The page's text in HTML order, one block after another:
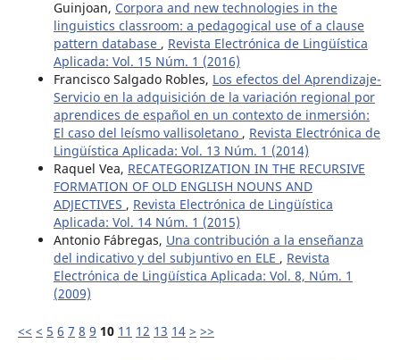
Guinjoan, Corpora and new technologies in the
linguistics classroom: a pedagogical use of a clause
pattern database , Revista Electrónica de Lingüística
Aplicada: Vol. 15 Núm. 1 (2016)
Francisco Salgado Robles, Los efectos del Aprendizaje-
Servicio en la adquisición de la variación regional por
aprendices de español en un contexto de inmersión:
El caso del leísmo vallisoletano , Revista Electrónica de
Lingüística Aplicada: Vol. 13 Núm. 1 (2014)
Raquel Vea, RECATEGORIZATION IN THE RECURSIVE
FORMATION OF OLD ENGLISH NOUNS AND
ADJECTIVES , Revista Electrónica de Lingüística
Aplicada: Vol. 14 Núm. 1 (2015)
Antonio Fábregas, Una contribución a la enseñanza
del indicativo y del subjuntivo en ELE , Revista
Electrónica de Lingüística Aplicada: Vol. 8, Núm. 1
(2009)
<< < 5 6 7 8 9 10 11 12 13 14 > >>